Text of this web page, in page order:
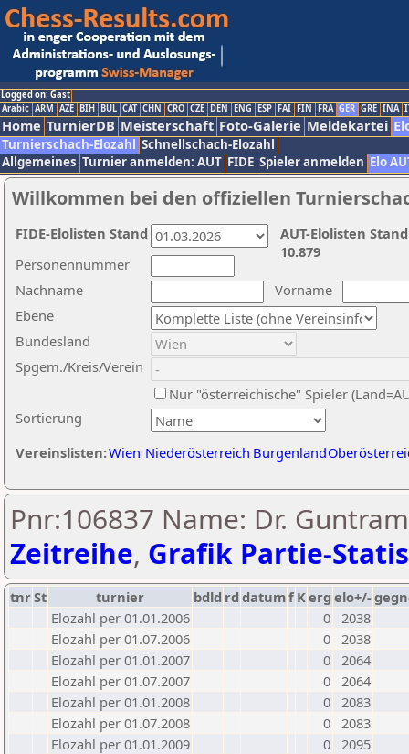
Logged on: Gast
Arabic ARM AZE BIH BUL CAT CHN CRO CZE DEN ENG ESP FAI FIN FRA GER GRE INA
Home TurnierDB Meisterschaft Foto-Galerie Meldekartei
Turnierschach-Elozahl Schnellschach-Elozahl
Allgemeines Turnier anmelden: AUT FIDE Spieler anmelden Elo
Willkommen bei den offiziellen
Nachname
Vorname
Ebene
Sortierung
Personennummer
Bundesland
Spgem./Kreis/Verein
Nur "österreichische" Spieler
Vereinslisten:Wien Niederösterreich Burgenland
AUT-Elolisten
10.879
FIDE-Elolisten Stand
Pnr:106837 Name: Dr.
Zeitreihe, Grafik Partie-
tnrSt turnier bdld rd datumf Kerg elo+/-
Elozahl per 01.01.2006
0 2038
Elozahl per 01.07.2006
0 2038
Elozahl per 01.01.2007
0 2064
Elozahl per 01.07.2007
0 2064
Elozahl per 01.01.2008
0 2083
Elozahl per 01.07.2008
0 2083
Elozahl per 01.01.2009
0 2095